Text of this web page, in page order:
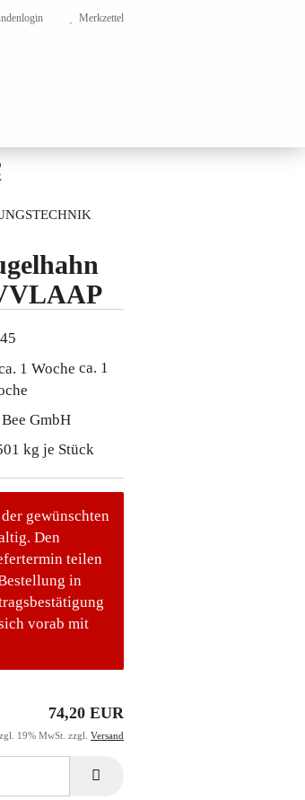
Merkzettel
ca. 1
GmbH
kg je Stück
gewünschten
Den
teilen
in
vorab mit
74,20 EUR
19% MwSt. zzgl. Versand